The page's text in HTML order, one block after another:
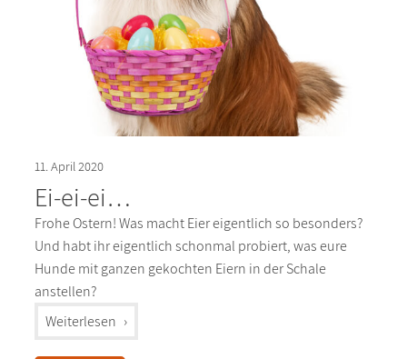
11. April 2020
Ei-ei-ei…
Frohe Ostern! Was macht Eier eigentlich so besonders?
Und habt ihr eigentlich schonmal probiert, was eure
Hunde mit ganzen gekochten Eiern in der Schale
anstellen?
Weiterlesen "%s"